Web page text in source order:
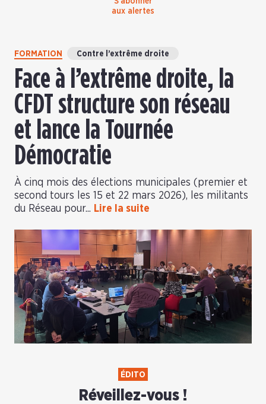
aux alertes
FORMATION Contre l’extrême droite
Face à l’extrême droite, la
CFDT structure son réseau
et lance la Tournée
Démocratie
À cinq mois des élections municipales (premier et
second tours les 15 et 22 mars 2026), les militants
du Réseau pour... Lire la suite
ÉDITO
Réveillez-vous !